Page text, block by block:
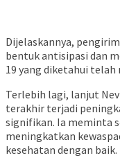
Dijelaskannya,
bentuk antisipasi dan
19 yang diketahui telah
Terlebih lagi, lanjut
terakhir terjadi
signifikan. Ia meminta
meningkatkan
kesehatan dengan baik.